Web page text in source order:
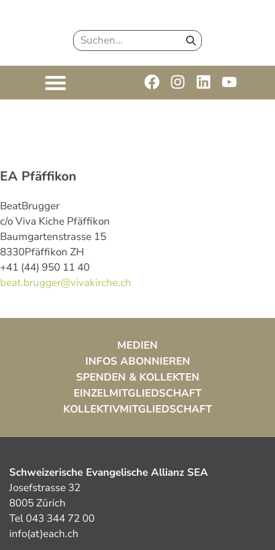
EA Pfäffikon
BeatBrugger
c/o Viva Kiche Pfäffikon
Baumgartenstrasse 15
8330Pfäffikon ZH
+41 (44) 950 11 40
beat.brugger@vivakirche.ch
MEDIEN
INFOS ABONNIEREN
SPENDEN & KOLLEKTEN
EINZELMITGLIEDSCHAFT
KOLLEKTIVMITGLIEDSCHAFT
Schweizerische Evangelische Allianz SEA
Josefstrasse 32
8005 Zürich
Tel 043 344 72 00
info(at)each.ch